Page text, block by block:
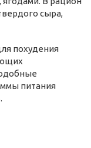
сыра,
похудения
питания